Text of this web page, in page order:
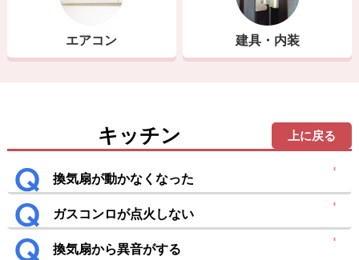
エアコン 建具・内装
キッチン 上に戻る
換気扇が動かなくなった
ガスコンロが点火しない
換気扇から異音がする